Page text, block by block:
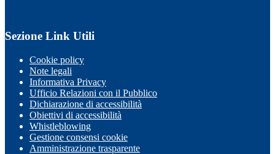
Sezione Link Utili
Cookie policy
Note legali
Informativa Privacy
Ufficio Relazioni con il Pubblico
Dichiarazione di accessibilità
Obiettivi di accessibilità
Whistleblowing
Gestione consensi cookie
Amministrazione trasparente